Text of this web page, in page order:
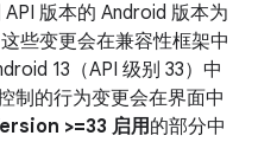
版本的 Android 版本为
些变更会在兼容性框架中
13（API 级别 33）中
制的行为变更会在界面中
>=33 启用的部分中